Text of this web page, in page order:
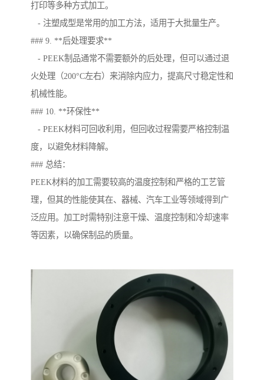
打印等多种方式加工。
- 注塑成型是常用的加工方法，适用于大批量生产。
### 9. **后处理要求**
- PEEK制品通常不需要额外的后处理，但可以通过退
火处理（200°C左右）来消除内应力，提高尺寸稳定性和
机械性能。
### 10. **环保性**
- PEEK材料可回收利用，但回收过程需要严格控制温
度，以避免材料降解。
### 总结：
PEEK材料的加工需要较高的温度控制和严格的工艺管
理，但其的性能使其在、器械、汽车工业等领域得到广
泛应用。加工时需特别注意干燥、温度控制和冷却速率
等因素，以确保制品的质量。